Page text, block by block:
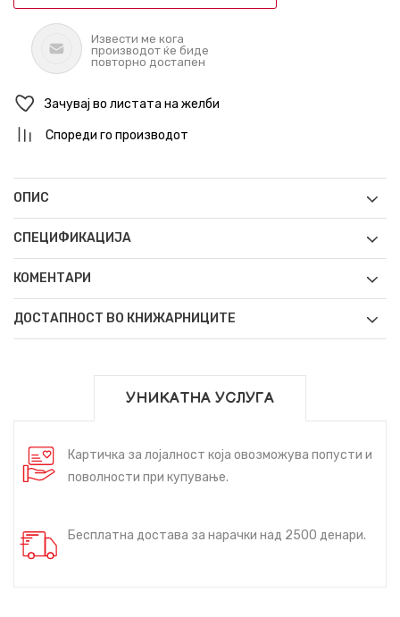
Извести ме кога
производот ќе биде
повторно достапен
Зачувај во листата на желби
Спореди го производот
ОПИС
СПЕЦИФИКАЦИЈА
КОМЕНТАРИ
ДОСТАПНОСТ ВО КНИЖАРНИЦИТЕ
УНИКАТНА УСЛУГА
Картичка за лојалност која овозможува попусти и
поволности при купување.
Бесплатна достава за нарачки над 2500 денари.